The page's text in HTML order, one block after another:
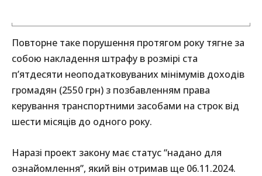
Повторне таке порушення протягом року тягне за
собою накладення штрафу в розмірі ста
п’ятдесяти неоподатковуваних мінімумів доходів
громадян (2550 грн) з позбавленням права
керування транспортними засобами на строк від
шести місяців до одного року.
Наразі проект закону має статус “надано для
ознайомлення”, який він отримав ще 06.11.2024.